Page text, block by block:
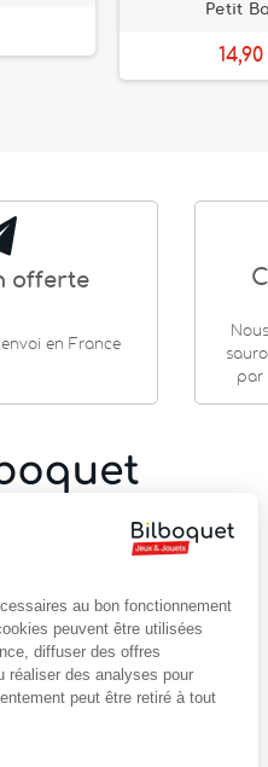
Petit
offerte
en France
par
Jouets en bois |Jeux de
Vannes au bon fonctionnement
peuvent être utilisées
diffuser des offres
réaliser des analyses pour
peut être retiré à tout